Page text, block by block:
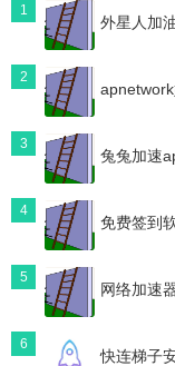
1
外星人加
2
3
兔兔加速
4
免费签到
5
网络加速
6
快连梯子